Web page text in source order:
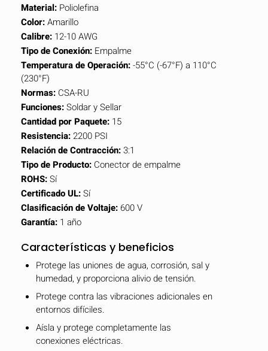
Material: Poliolefina
Color:Amarillo
Calibre: 12-10 AWG
Tipo de Conexión: Empalme
Temperatura de Operación:-55°C (-67°F) a 110°C
(230°F)
Normas: CSA-RU
Funciones:Soldar y Sellar
Cantidad por Paquete: 15
Resistencia:2200 PSI
Relación de Contracción:3:1
Tipo de Producto: Conector de empalme
ROHS:Sí
Certificado UL:Sí
Clasificación de Voltaje: 600 V
Garantía: 1 año
Características y beneficios
Protege las uniones de agua, corrosión, sal y
humedad, y proporciona alivio de tensión.
Protege contra las vibraciones adicionales en
entornos difíciles.
Aísla y protege completamente las
conexiones eléctricas.